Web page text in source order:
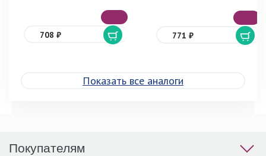
708 ₽ 771 ₽
Показать все аналоги
Покупателям